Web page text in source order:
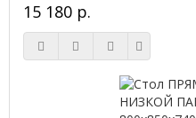
15 180 р.